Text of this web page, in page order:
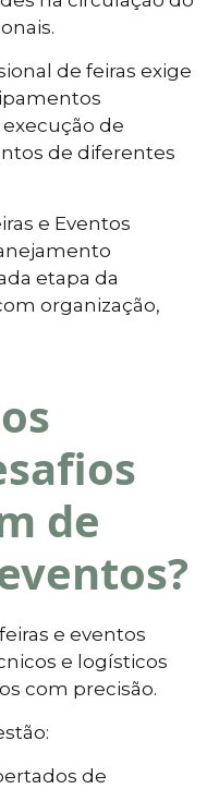
de feiras exige
de
de diferentes
e Eventos
etapa da
organização,
de
e eventos
e logísticos
com precisão.
de